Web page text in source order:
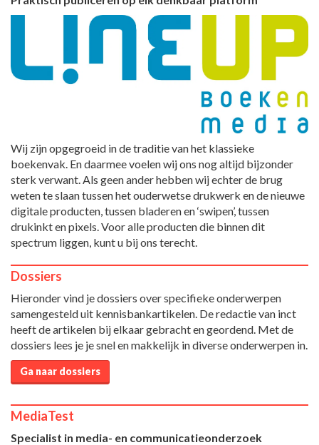
Wij zijn opgegroeid in de traditie van het klassieke
boekenvak. En daarmee voelen wij ons nog altijd bijzonder
sterk verwant. Als geen ander hebben wij echter de brug
weten te slaan tussen het ouderwetse drukwerk en de nieuwe
digitale producten, tussen bladeren en ‘swipen’, tussen
drukinkt en pixels. Voor alle producten die binnen dit
spectrum liggen, kunt u bij ons terecht.
Dossiers
Hieronder vind je dossiers over specifieke onderwerpen
samengesteld uit kennisbankartikelen. De redactie van inct
heeft de artikelen bij elkaar gebracht en geordend. Met de
dossiers lees je je snel en makkelijk in diverse onderwerpen in.
Ga naar dossiers
MediaTest
Specialist in media- en communicatieonderzoek